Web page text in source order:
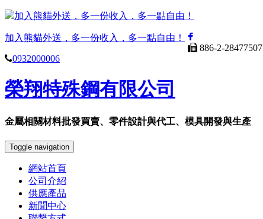
加入熊貓外送，多一份收入，多一點自由！
加入熊貓外送，多一份收入，多一點自由！
886-2-28477507
0932000006
榮翔特殊鋼有限公司
金屬相關材料批發買賣、零件設計與代工、模具開發與生產
Toggle navigation
網站首頁
公司介紹
供應產品
新聞中心